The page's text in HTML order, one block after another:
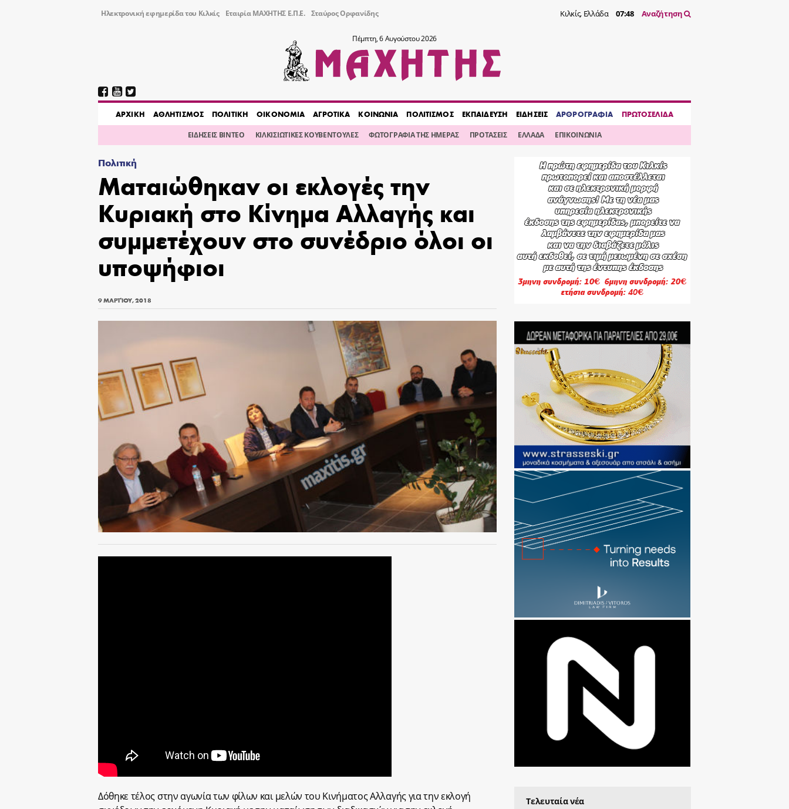
Ηλεκτρονική εφημερίδα του Κιλκίς Εταιρία ΜΑΧΗΤΗΣ Ε.Π.Ε. Σταύρος Ορφανίδης Κιλκίς, Ελλάδα 07:48 Αναζήτηση
Πέμπτη, 6 Αυγούστου 2026
AΡΧΙΚΗ ΑΘΛΗΤΙΣΜΟΣ ΠΟΛΙΤΙΚΗ ΟΙΚΟΝΟΜΙΑ ΑΓΡΟΤΙΚΑ ΚΟΙΝΩΝΙΑ ΠΟΛΙΤΙΣΜΟΣ ΕΚΠΑΙΔΕΥΣΗ ΕΙΔΗΣΕΙΣ ΑΡΘΡΟΓΡΑΦΙΑ ΠΡΩΤΟΣΕΛΙΔΑ
ΕΙΔΗΣΕΙΣ ΒΙΝΤΕΟ ΚΙΛΚΙΣΙΩΤΙΚΕΣ ΚΟΥΒΕΝΤΟΥΛΕΣ ΦΩΤΟΓΡΑΦΙΑ ΤΗΣ ΗΜΕΡΑΣ ΠΡΟΤΑΣΕΙΣ ΕΛΛΑΔΑ ΕΠΙΚΟΙΝΩΝΙΑ
Πολιτική
Ματαιώθηκαν οι εκλογές την
Κυριακή στο Κίνημα Αλλαγής και
συμμετέχουν στο συνέδριο όλοι οι
υποψήφιοι
9 ΜΑΡΤΊΟΥ, 2018
Δόθηκε τέλος στην αγωνία των φίλων και μελών του Κινήματος Αλλαγής για την εκλογή
Τελευταία νέα